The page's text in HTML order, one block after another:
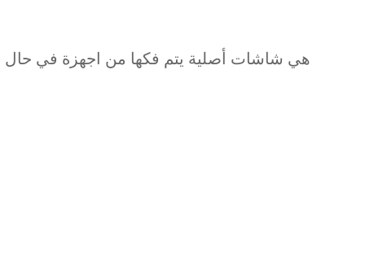
هي شاشات أصلية يتم فكها من اجهزة في حال